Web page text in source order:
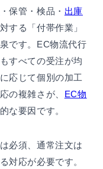
・保管・検品・ 出庫
する「付帯作業」
です。EC物流代行
すべての受注が均
応じて個別の加工
の複雑さが、 EC物
な要因です。
必須、通常注文は
対応が必要です。